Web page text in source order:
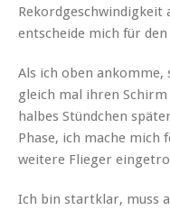
Rekordgeschwindigkeit
entscheide mich für
Als ich oben ankomme,
gleich mal ihren Schirm
halbes Stündchen
Phase, ich mache mich
weitere Flieger
Ich bin startklar, muss